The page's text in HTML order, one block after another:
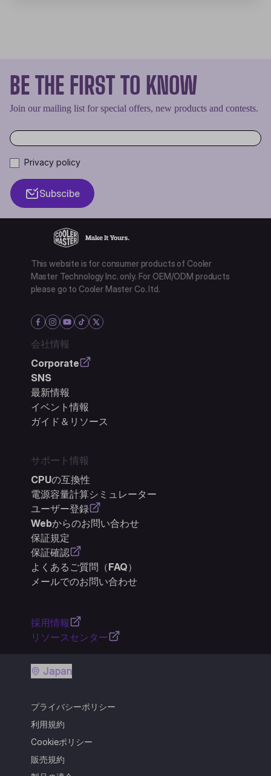
BE THE FIRST TO KNOW
Join our mailing list for special offers, new products and contests.
Privacy policy
Subscibe
This website is for consumer products of Cooler
Master Technology Inc. only. For OEM/ODM products
please go to Cooler Master Co. ltd.
会社情報
Corporate
SNS
最新情報
イベント情報
ガイド＆リソース
サポート情報
CPUの互換性
電源容量計算シミュレーター
ユーザー登録
Webからのお問い合わせ
保証規定
保証確認
よくあるご質問（FAQ）
メールでのお問い合わせ
採用情報
リソースセンター
プライバシーポリシー
利用規約
Cookieポリシー
販売規約
Japan